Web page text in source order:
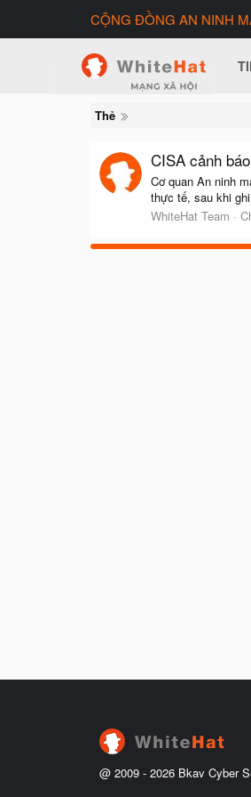
CỘNG ĐỒNG AN NINH
Thẻ
CISA cảnh
Cơ quan An ninh
thực tế, sau khi
WhiteHat Team
@ 2009 - 2026 Bkav Cyber